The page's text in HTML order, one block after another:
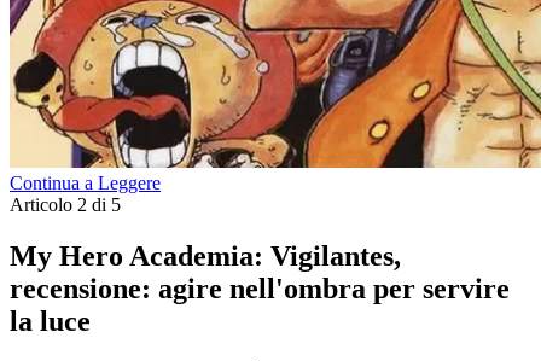
Continua a Leggere
Articolo 2 di 5
My Hero Academia: Vigilantes,
recensione: agire nell'ombra per servire
la luce